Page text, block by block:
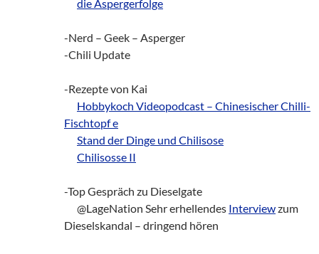
die Aspergerfolge
-Nerd – Geek – Asperger
-Chili Update
-Rezepte von Kai
Hobbykoch Videopodcast – Chinesischer Chilli-
Fischtopf e
Stand der Dinge und Chilisose
Chilisosse II
-Top Gespräch zu Dieselgate
@LageNation Sehr erhellendes Interviewzum
Dieselskandal – dringend hören